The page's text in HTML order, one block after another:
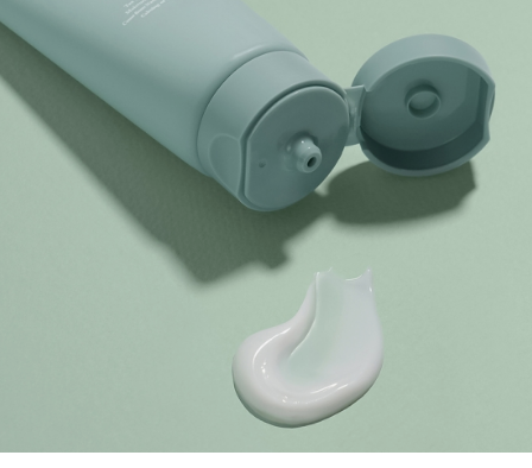
찬들마루